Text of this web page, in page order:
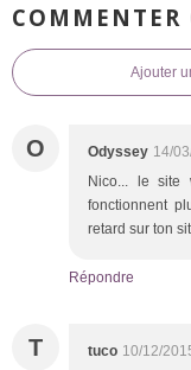
COMMENTER
Ajouter
O Odyssey 14/
Nico... le site
fonctionnent
retard sur ton
Répondre
T tuco 10/12/